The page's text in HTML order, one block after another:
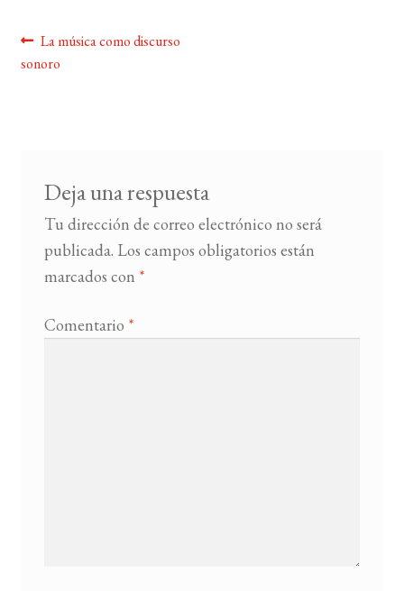
Navegación
de
Anterior:
La música como discurso
sonoro
Deja una respuesta
Tu dirección de correo electrónico no será
publicada. Los campos obligatorios están
marcados con *
Comentario *